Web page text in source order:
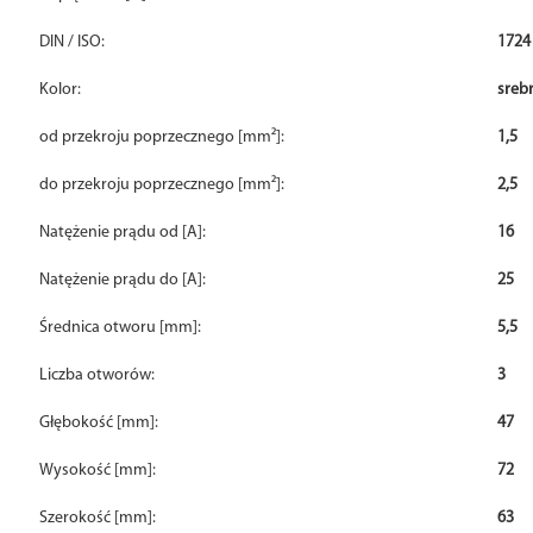
DIN / ISO:
Kolor:
od przekroju poprzecznego [mm²]: 1,5
do przekroju poprzecznego [mm²]: 2,5
Natężenie prądu od [A]: 16
Natężenie prądu do [A]: 25
Średnica otworu [mm]: 5,5
Liczba otworów: 3
Głębokość [mm]: 47
Wysokość [mm]: 72
Szerokość [mm]: 63